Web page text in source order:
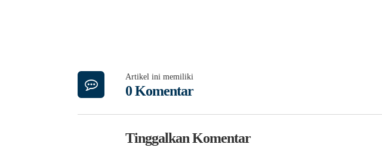
Artikel ini memiliki
0 Komentar
Tinggalkan Komentar